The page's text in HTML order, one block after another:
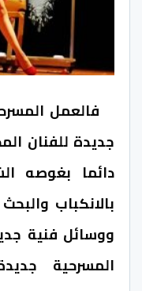
فالعمل
جديدة للفنان
دائما بغوصه
بالانكباب
ووسائل فنية
المسرحية